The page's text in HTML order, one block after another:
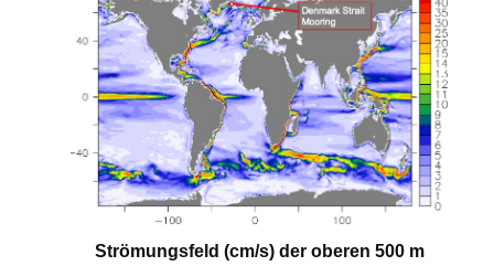
Strömungsfeld (cm/s) der oberen 500 m